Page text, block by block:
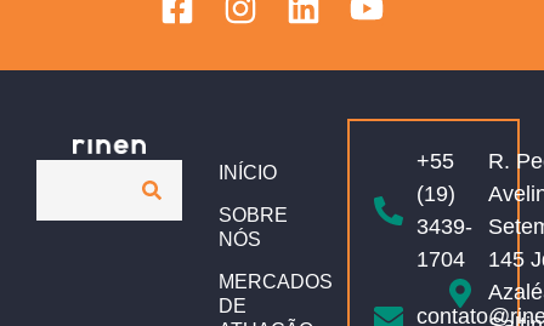
INÍCIO
SOBRE
NÓS
MERCADOS
DE
+55
(19)
3439-
1704
R.
145